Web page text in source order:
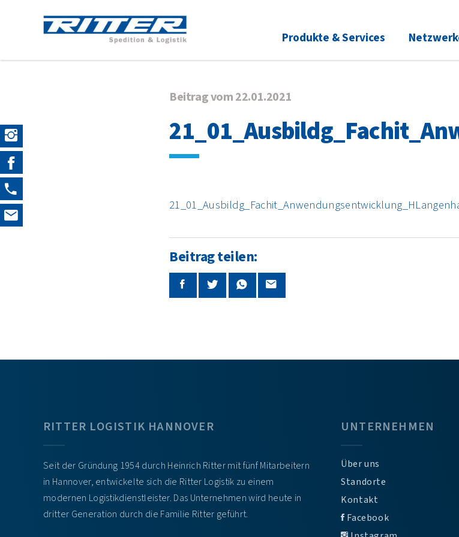
Produkte & Services
Beitrag vom 22.01.2021
Beitrag teilen:
RITTER LOGISTIK HANNOVER
Seit der Gründung 1954 durch Heinrich Ritter mit fünf Mitarbeitern
in Hannover, entwickelte sich die Ritter Logistik zu einem
modernen Logistikdienstleister. Das Unternehmen wird heute in
dritter Generation durch die Familie Ritter geführt.
UNTERNEHMEN
Über uns
Standorte
Kontakt
Facebook